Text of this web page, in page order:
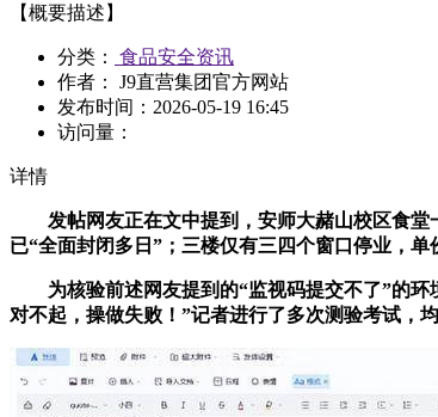
【概要描述】
分类：
食品安全资讯
作者： J9直营集团官方网站
发布时间： 2026-05-19 16:45
访问量：
详情
发帖网友正在文中提到，安师大赭山校区食堂
已“全面封闭多日”；三楼仅有三四个窗口停业，
为核验前述网友提到的“监视码提交不了”的环
对不起，操做失败！”记者进行了多次测验考试，